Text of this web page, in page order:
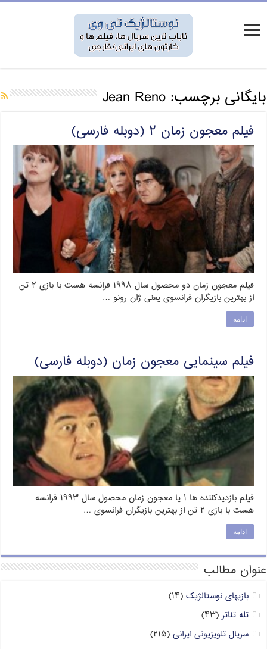
بایگانی برچسب:Jean Reno
فیلم معجون زمان ۲ (دوبله فارسی)
فیلم معجون زمان دو محصول سال ۱۹۹۸ فرانسه هست با بازی ۲ تن
از بهترین بازیگران فرانسوی یعنی ژان رونو …
ادامه
فیلم سینمایی معجون زمان (دوبله فارسی)
فیلم بازدیدکننده ها ۱ یا معجون زمان محصول سال ۱۹۹۳ فرانسه
هست با بازی ۲ تن از بهترین بازیگران فرانسوی …
ادامه
عنوان مطالب
بازیهای نوستالژیک (۱۴)
تله تئاتر(۴۳)
سریال تلویزیونی ایرانی (۲۱۵)